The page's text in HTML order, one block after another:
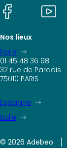
Nos lieux
Paris
01 45 48 36 98
32 rue de Paradis
75010 PARIS
Espagne
Italie
© 2026 Adebeo